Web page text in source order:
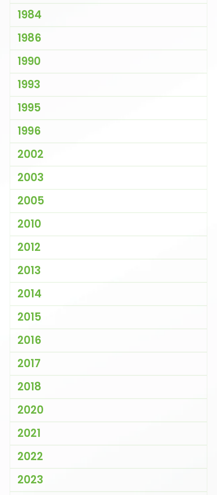
1984
1986
1990
1993
1995
1996
2002
2003
2005
2010
2012
2013
2014
2015
2016
2017
2018
2020
2021
2022
2023